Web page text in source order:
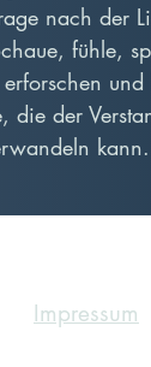
nach
fühle,
und
die der
kann.
Impressum